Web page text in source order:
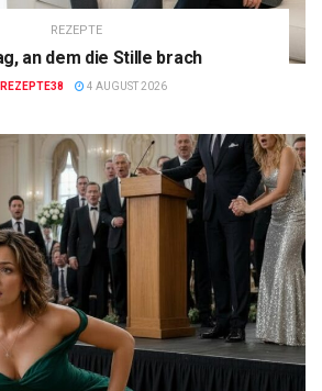
REZEPTE
an dem die Stille brach
REZEPTE38 4 AUGUST 2026